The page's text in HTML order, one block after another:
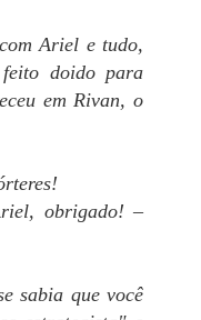
Ariel e tudo,
doido para
em Rivan, o
obrigado! –
sabia que você